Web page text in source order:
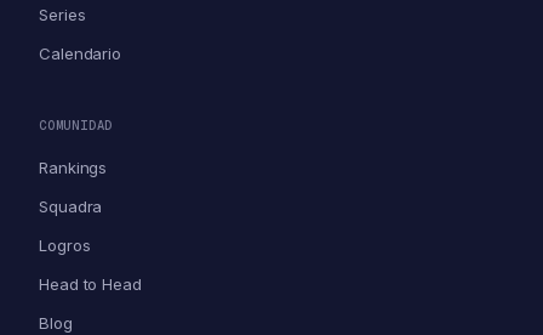
Series
Calendario
COMUNIDAD
Rankings
Squadra
Logros
Head to Head
Blog